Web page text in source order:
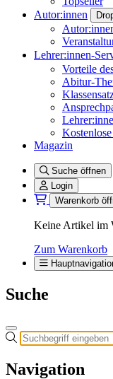
Autor:innen
Lehrer:innen-
Vorteile
Abitur-
Magazin
Suche öffnen
Login
Warenkorb
Keine Artikel im
Zum Warenkorb
Suche
Navigation